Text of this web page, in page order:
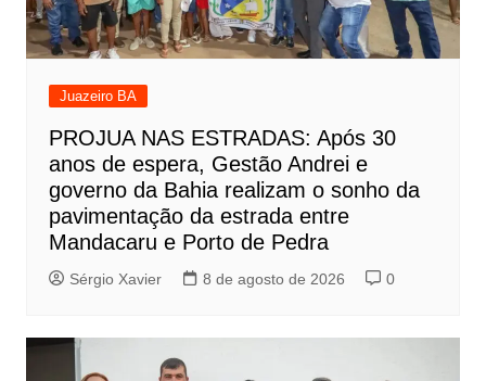
Juazeiro BA
PROJUA NAS ESTRADAS: Após 30
anos de espera, Gestão Andrei e
governo da Bahia realizam o sonho da
pavimentação da estrada entre
Mandacaru e Porto de Pedra
Sérgio Xavier 8 de agosto de 2026 0